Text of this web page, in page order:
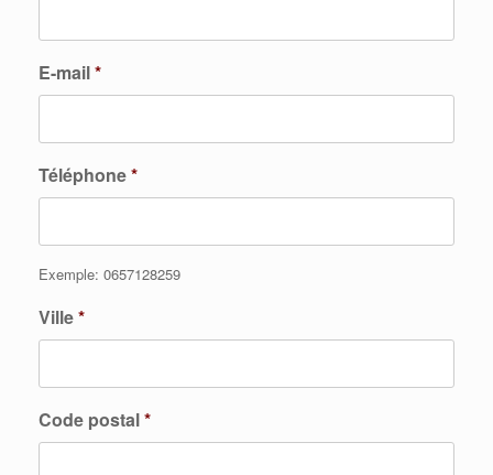
E-mail*
Téléphone*
Exemple: 0657128259
Ville*
Code postal*